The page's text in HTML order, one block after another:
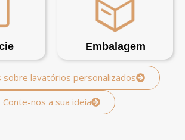
Embalagem
sobre lavatórios personalizados
Conte-nos a sua ideia